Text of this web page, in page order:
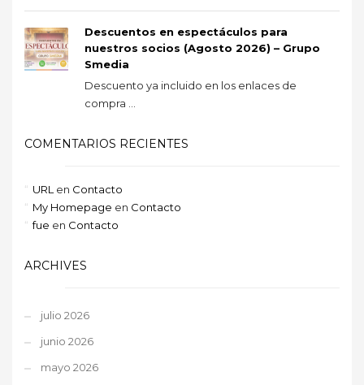
Descuentos en espectáculos para
nuestros socios (Agosto 2026) – Grupo
Smedia
Descuento ya incluido en los enlaces de
compra ...
COMENTARIOS RECIENTES
URL en Contacto
My Homepage en Contacto
fue en Contacto
ARCHIVES
julio 2026
junio 2026
mayo 2026